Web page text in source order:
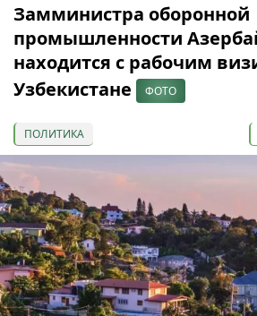
Замминистра оборонной
промышленности
находится с рабочим
Узбекистане
ФОТО
ПОЛИТИКА